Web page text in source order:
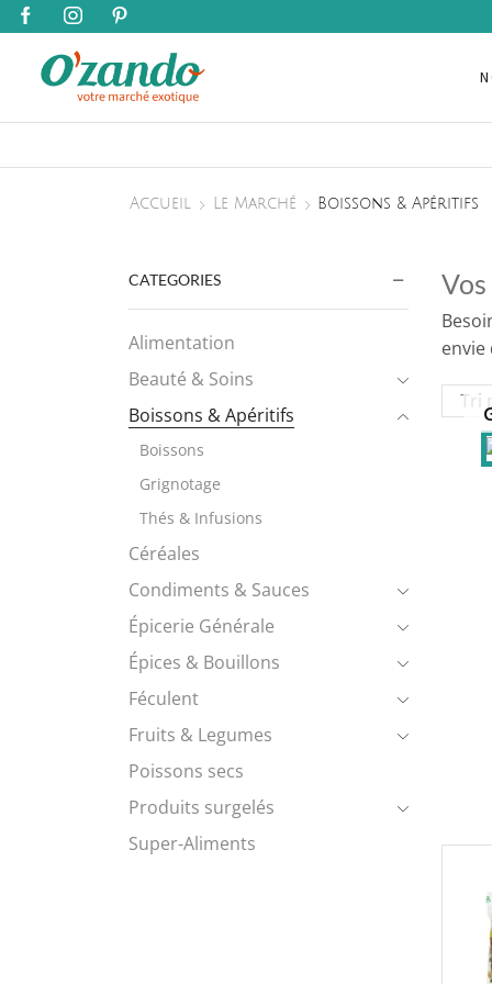
Accueil Le Marché Boissons & Apéritifs
envie
CATEGORIES
Alimentation
Beauté & Soins
Boissons & Apéritifs
Boissons
Grignotage
Thés & Infusions
Céréales
Condiments & Sauces
Épicerie Générale
Épices & Bouillons
Féculent
Fruits & Legumes
Poissons secs
Produits surgelés
Super-Aliments